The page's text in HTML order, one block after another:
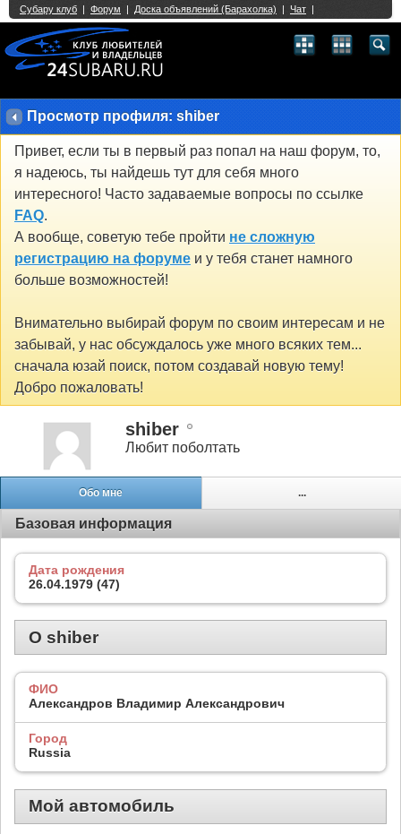
Просмотр профиля: shiber
Привет, если ты в первый раз попал на наш форум, то,
я надеюсь, ты найдешь тут для себя много
интересного! Часто задаваемые вопросы по ссылке
FAQ.
А вообще, советую тебе пройти не сложную
регистрацию на форуме и у тебя станет намного
больше возможностей!
Внимательно выбирай форум по своим интересам и не
забывай, у нас обсуждалось уже много всяких тем...
сначала юзай поиск, потом создавай новую тему!
Добро пожаловать!
shiber
Любит поболтать
Обо мне ...
Базовая информация
Дата рождения
26.04.1979 (47)
О shiber
ФИО
Александров Владимир Александрович
Город
Russia
Мой автомобиль
Single Sign On provided byvBSSO
2 3 4 5 6 7 8 9 10 11 12 13 21 22 23 24 25 26
27 28 29 30 31 32 33 40 41 42 43